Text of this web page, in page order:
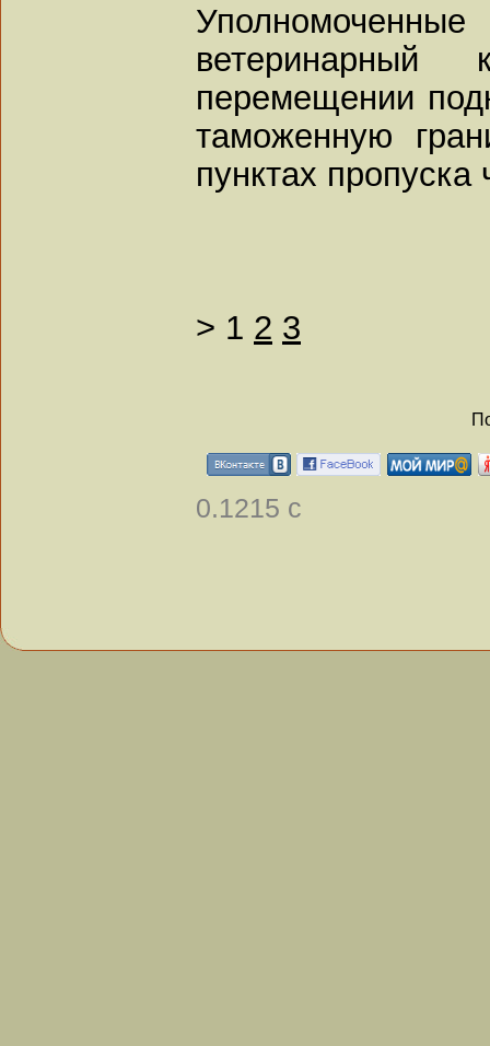
ветеринарный
перемещении
таможенную
пунктах пропуска
> 1 2 3
0.1215 с